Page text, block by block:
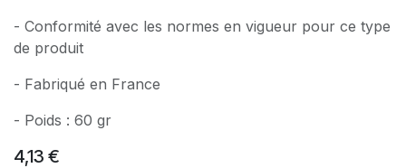
- Conformité avec les normes en vigueur pour ce type
de produit
- Fabriqué en France
- Poids : 60 gr
4,13 €